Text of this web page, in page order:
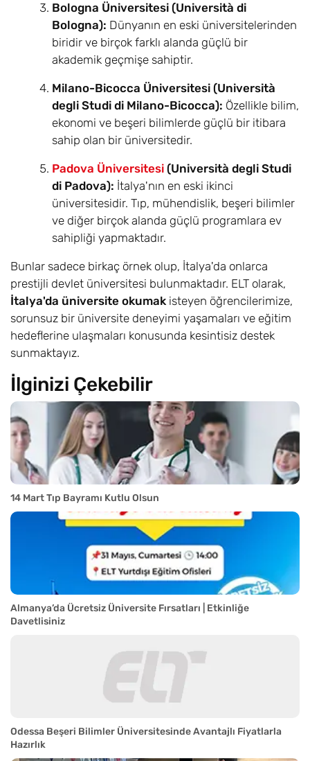
İlginizi Çekebilir
14 Mart Tıp Bayramı Kutlu Olsun
Almanya’da Ücretsiz Üniversite Fırsatları | Etkinliğe
Davetlisiniz
Odessa Beşeri Bilimler Üniversitesinde Avantajlı Fiyatlarla
Hazırlık
Bologna Üniversitesi (Università di
Bologna): Dünyanın en eski üniversitelerinden
biridir ve birçok farklı alanda güçlü bir
akademik geçmişe sahiptir.
Milano-Bicocca Üniversitesi (Università
degli Studi di Milano-Bicocca): Özellikle bilim,
ekonomi ve beşeri bilimlerde güçlü bir itibara
sahip olan bir üniversitedir.
Padova Üniversitesi (Università degli Studi
di Padova): İtalya'nın en eski ikinci
üniversitesidir. Tıp, mühendislik, beşeri bilimler
ve diğer birçok alanda güçlü programlara ev
sahipliği yapmaktadır.
Bunlar sadece birkaç örnek olup, İtalya'da onlarca
prestijli devlet üniversitesi bulunmaktadır. ELT olarak,
İtalya'da üniversite okumak isteyen öğrencilerimize,
sorunsuz bir üniversite deneyimi yaşamaları ve eğitim
hedeflerine ulaşmaları konusunda kesintisiz destek
sunmaktayız.